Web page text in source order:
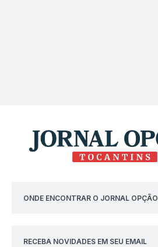
ONDE ENCONTRAR O JORNAL OPÇÃO
RECEBA NOVIDADES EM SEU EMAIL